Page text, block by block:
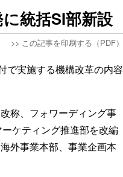
統括SI部新設
>> この記事を印刷する（PDF）
で実施する機構改革の内容
称、フォワーディング事
ケティング推進部を改編
外事業本部、事業企画本